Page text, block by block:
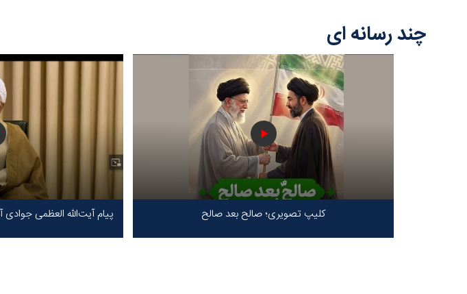
چند رسانه ای
کلیپ تصویری؛ صالح بعد صالح پیام آیت‌الله العظمی